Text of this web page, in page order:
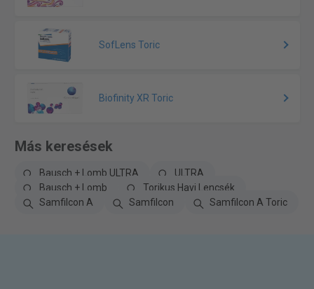
SofLens Toric
Biofinity XR Toric
Más keresések
Bausch + Lomb ULTRA
ULTRA
Bausch + Lomb
Torikus Havi Lencsék
Samfilcon A
Samfilcon Samfilcon A Toric